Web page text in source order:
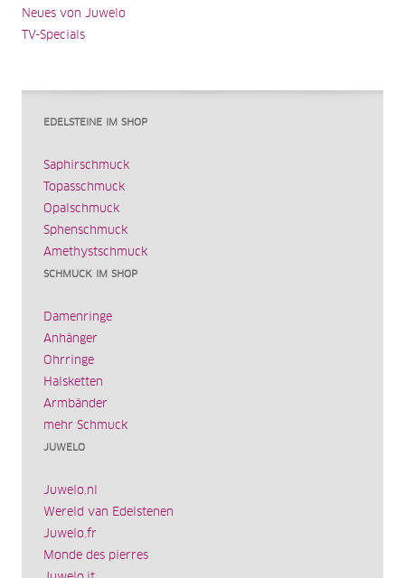
Neues von Juwelo
TV-Specials
EDELSTEINE IM SHOP
Saphirschmuck
Topasschmuck
Opalschmuck
Sphenschmuck
Amethystschmuck
SCHMUCK IM SHOP
Damenringe
Anhänger
Ohrringe
Halsketten
Armbänder
mehr Schmuck
JUWELO
Juwelo.nl
Wereld van Edelstenen
Juwelo.fr
Monde des pierres